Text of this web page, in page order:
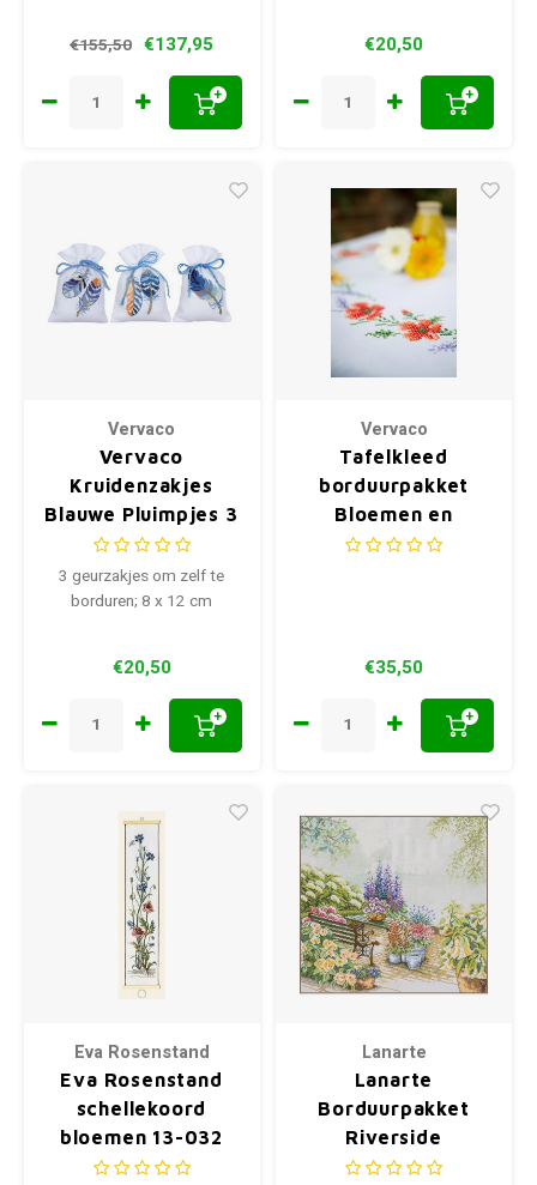
€155,50 €137,95
+
€20,50
+
Vervaco
Vervaco
Kruidenzakjes
Blauwe Pluimpjes 3
stuks 0170243
3 geurzakjes om zelf te
borduren; 8 x 12 cm
€20,50
+
Vervaco
Tafelkleed
borduurpakket
Bloemen en
lavendel 0158551
€35,50
+
Eva Rosenstand
Eva Rosenstand
schellekoord
bloemen 13-032
Lanarte
Lanarte
Borduurpakket
Riverside